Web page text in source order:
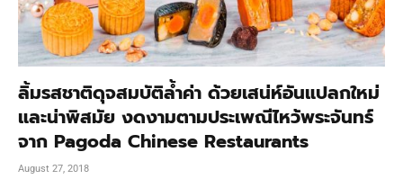
ลิ้มรสชาติดุจสมบัติล้ำค่า ด้วยเสน่ห์อันแปลกใหม่
และน่าพิสมัย งดงามตามประเพณีไหว้พระจันทร์
จาก Pagoda Chinese Restaurants
August 27, 2018